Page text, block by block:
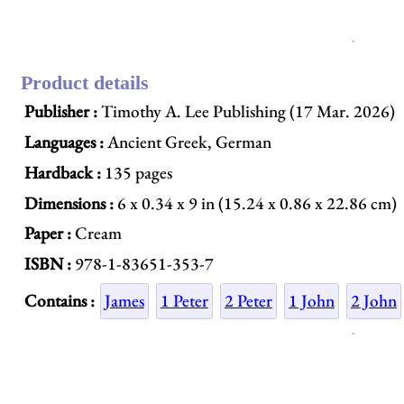
Product details
Publisher :Timothy A. Lee Publishing (17 Mar. 2026)
Languages :Ancient Greek, German
Hardback :135 pages
Dimensions :6 x 0.34 x 9 in (15.24 x 0.86 x 22.86 cm)
Paper :Cream
ISBN :978-1-83651-353-7
Contains : James 1 Peter 2 Peter 1 John 2 John